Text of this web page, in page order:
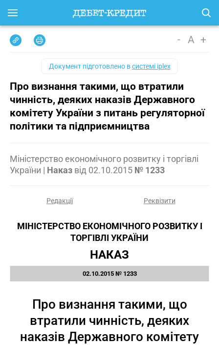
- A +
Документ підготовлено всистемі iplex
Про визнання такими, що втратили
чинність, деяких наказів Державного
комітету України з питань регуляторної
політики та підприємництва
Міністерство економічного розвитку і торгівлі
України | Наказ від 02.10.2015 № 1233
Редакції Реквізити
МІНІСТЕРСТВО ЕКОНОМІЧНОГО РОЗВИТКУ І
ТОРГІВЛІ УКРАЇНИ
НАКАЗ
02.10.2015 № 1233
Про визнання такими, що
втратили чинність, деяких
наказів Державного комітету